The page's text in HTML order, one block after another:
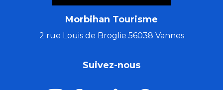
Morbihan Tourisme
2 rue Louis de Broglie 56038 Vannes
Suivez-nous